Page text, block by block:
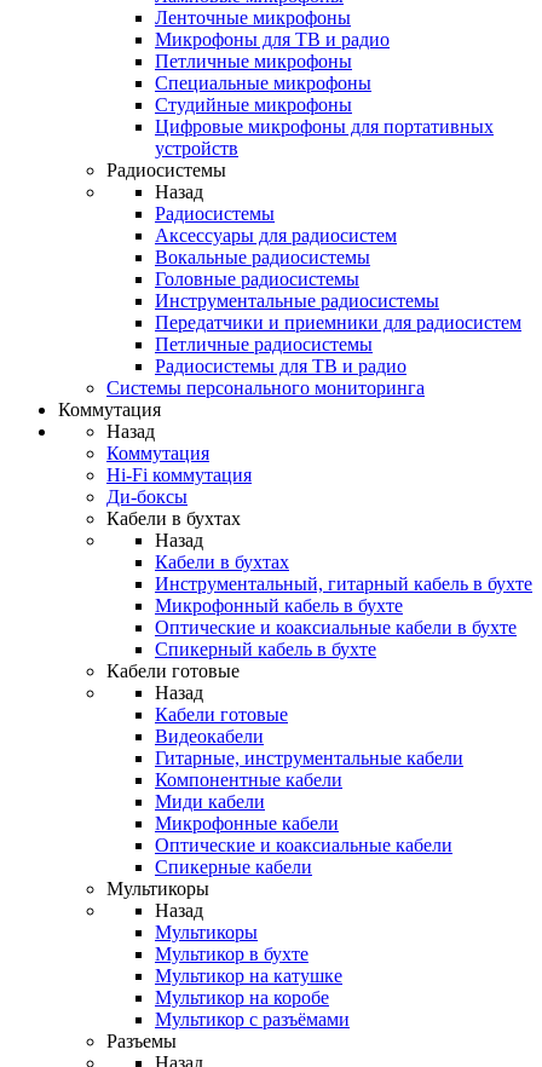
Ленточные микрофоны
Микрофоны для ТВ и радио
Петличные микрофоны
Специальные микрофоны
Студийные микрофоны
Цифровые микрофоны для портативных
устройств
Радиосистемы
Назад
Радиосистемы
Аксессуары для радиосистем
Вокальные радиосистемы
Головные радиосистемы
Инструментальные радиосистемы
Передатчики и приемники для радиосистем
Петличные радиосистемы
Радиосистемы для ТВ и радио
Системы персонального мониторинга
Коммутация
Назад
Коммутация
Hi-Fi коммутация
Ди-боксы
Кабели в бухтах
Назад
Кабели в бухтах
Инструментальный, гитарный кабель в бухте
Микрофонный кабель в бухте
Оптические и коаксиальные кабели в бухте
Спикерный кабель в бухте
Кабели готовые
Назад
Кабели готовые
Видеокабели
Гитарные, инструментальные кабели
Компонентные кабели
Миди кабели
Микрофонные кабели
Оптические и коаксиальные кабели
Спикерные кабели
Мультикоры
Назад
Мультикоры
Мультикор в бухте
Мультикор на катушке
Мультикор на коробе
Мультикор с разъёмами
Разъемы
Назад